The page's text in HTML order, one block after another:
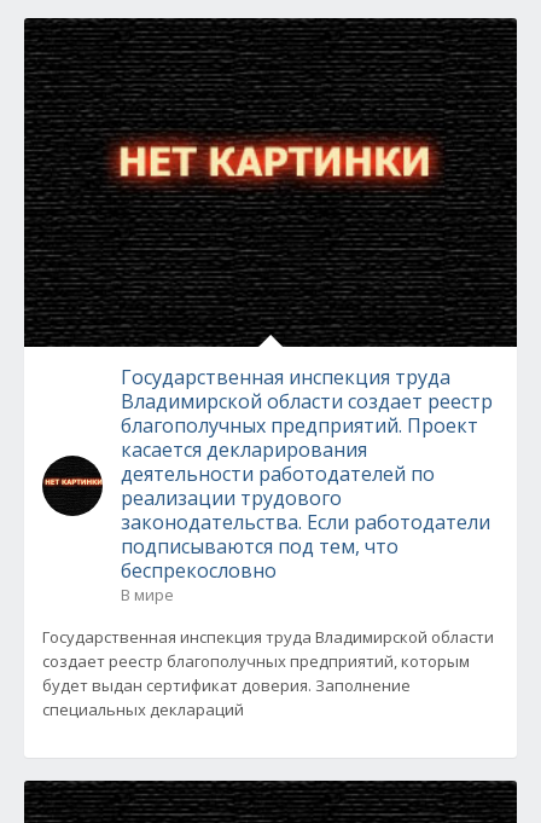
Государственная инспекция труда
Владимирской области создает реестр
благополучных предприятий. Проект
касается декларирования
деятельности работодателей по
реализации трудового
законодательства. Если работодатели
подписываются под тем, что
беспрекословно
В мире
Государственная инспекция труда Владимирской области
создает реестр благополучных предприятий, которым
будет выдан сертификат доверия. Заполнение
специальных деклараций